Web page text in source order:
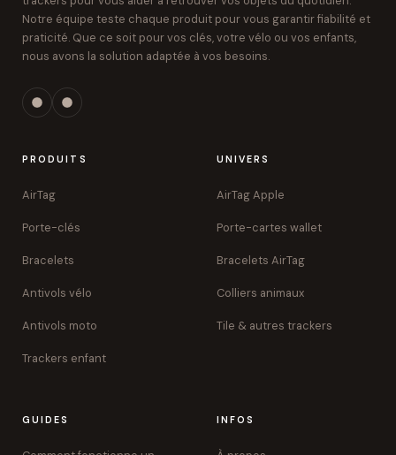
Notre équipe teste chaque produit pour vous garantir fiabilité et
praticité. Que ce soit pour vos clés, votre vélo ou vos enfants,
nous avons la solution adaptée à vos besoins.
PRODUITS
AirTag
Porte-clés
Bracelets
Antivols vélo
Antivols moto
Trackers enfant
UNIVERS
AirTag Apple
Porte-cartes wallet
Bracelets AirTag
Colliers animaux
Tile & autres trackers
GUIDES INFOS